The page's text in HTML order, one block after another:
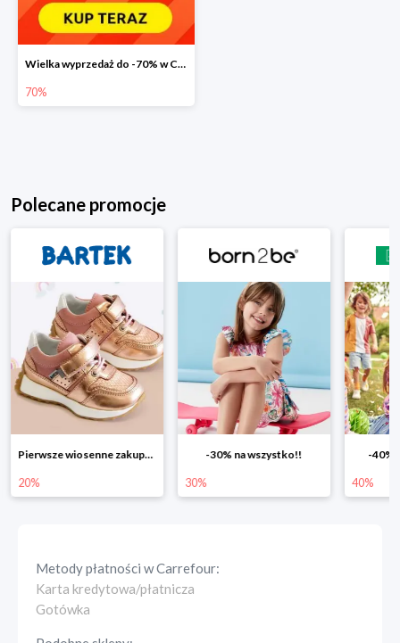
Wielka wyprzedaż do -70% w Carrefour
70%
Polecane promocje
-30% na wszystko!!
30%
-40% na drugą sztukę
40% 25%
Metody płatności wCarrefour:
Karta kredytowa/płatnicza
Gotówka